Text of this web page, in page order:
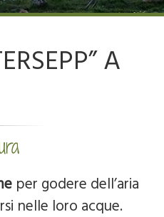
A
per godere dell’aria
nelle loro acque.